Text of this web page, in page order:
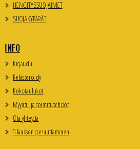
HENGITYSSUOJAIMET
SUOJAKYPÄRÄT
INFO
Kirjaudu
Rekisteröidy
Kokotaulukot
Myynti- ja toimitusehdot
Ota yhteyttä
Tilauksen peruuttaminen